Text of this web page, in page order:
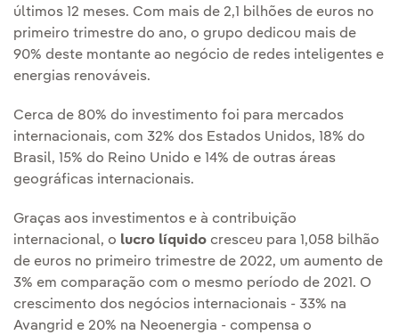
últimos 12 meses. Com mais de 2,1 bilhões de euros no
primeiro trimestre do ano, o grupo dedicou mais de
90% deste montante ao negócio de redes inteligentes e
energias renováveis.
Cerca de 80% do investimento foi para mercados
internacionais, com 32% dos Estados Unidos, 18% do
Brasil, 15% do Reino Unido e 14% de outras áreas
geográficas internacionais.
Graças aos investimentos e à contribuição
internacional, o lucro líquido cresceu para 1,058 bilhão
de euros no primeiro trimestre de 2022, um aumento de
3% em comparação com o mesmo período de 2021. O
crescimento dos negócios internacionais - 33% na
Avangrid e 20% na Neoenergia - compensa o